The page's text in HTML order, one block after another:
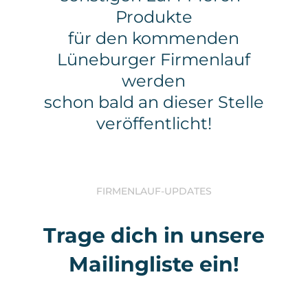
Produkte
für den kommenden
Lüneburger Firmenlauf
werden
schon bald an dieser Stelle
veröffentlicht!
FIRMENLAUF-UPDATES
Trage dich in unsere
Mailingliste ein!